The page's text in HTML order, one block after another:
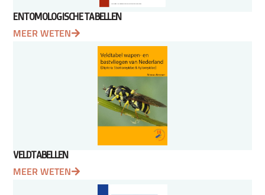
ENTOMOLOGISCHE TABELLEN
MEER WETEN
VELDTABELLEN
MEER WETEN